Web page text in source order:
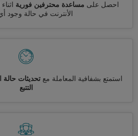
احصل على مساعدة محترفين فورية
الأنترنت في حالة وجود
استمتع بشفافية المعاملة مع تحديثات حالة
التتبع